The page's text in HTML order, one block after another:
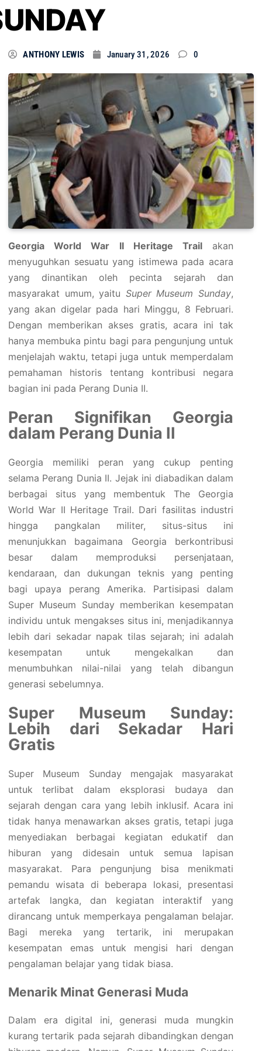
ANTHONY LEWIS January 31, 2026 0
Georgia World War II Heritage Trailakan
menyuguhkan sesuatu yang istimewa pada acara
yang dinantikan oleh pecinta sejarah dan
masyarakat umum, yaitu Super Museum Sunday,
yang akan digelar pada hari Minggu, 8 Februari.
Dengan memberikan akses gratis, acara ini tak
hanya membuka pintu bagi para pengunjung untuk
menjelajah waktu, tetapi juga untuk memperdalam
pemahaman historis tentang kontribusi negara
bagian ini pada Perang Dunia II.
Peran Signifikan Georgia
dalam Perang Dunia II
Georgia memiliki peran yang cukup penting
selama Perang Dunia II. Jejak ini diabadikan dalam
berbagai situs yang membentuk The Georgia
World War II Heritage Trail. Dari fasilitas industri
hingga pangkalan militer, situs-situs ini
menunjukkan bagaimana Georgia berkontribusi
besar dalam memproduksi persenjataan,
kendaraan, dan dukungan teknis yang penting
bagi upaya perang Amerika. Partisipasi dalam
Super Museum Sunday memberikan kesempatan
individu untuk mengakses situs ini, menjadikannya
lebih dari sekadar napak tilas sejarah; ini adalah
kesempatan untuk mengekalkan dan
menumbuhkan nilai-nilai yang telah dibangun
generasi sebelumnya.
Super Museum Sunday:
Lebih dari Sekadar Hari
Gratis
Super Museum Sunday mengajak masyarakat
untuk terlibat dalam eksplorasi budaya dan
sejarah dengan cara yang lebih inklusif. Acara ini
tidak hanya menawarkan akses gratis, tetapi juga
menyediakan berbagai kegiatan edukatif dan
hiburan yang didesain untuk semua lapisan
masyarakat. Para pengunjung bisa menikmati
pemandu wisata di beberapa lokasi, presentasi
artefak langka, dan kegiatan interaktif yang
dirancang untuk memperkaya pengalaman belajar.
Bagi mereka yang tertarik, ini merupakan
kesempatan emas untuk mengisi hari dengan
pengalaman belajar yang tidak biasa.
Menarik Minat Generasi Muda
Dalam era digital ini, generasi muda mungkin
kurang tertarik pada sejarah dibandingkan dengan